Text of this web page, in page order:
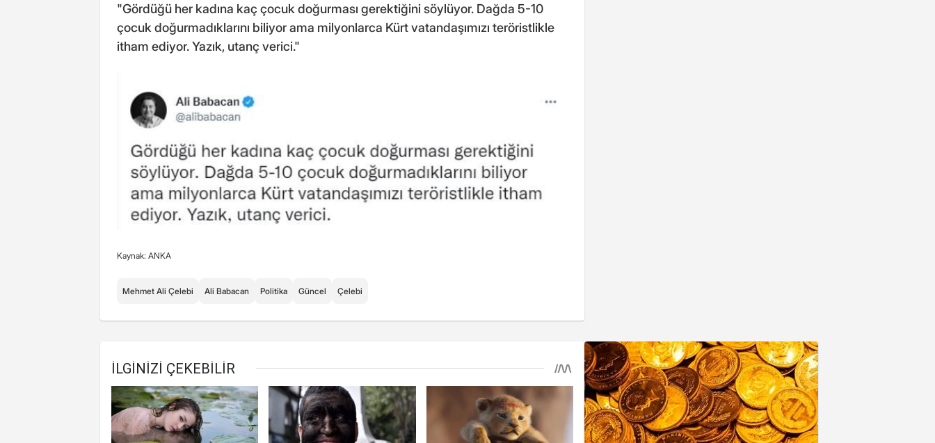
"Gördüğü her kadına kaç çocuk doğurması gerektiğini söylüyor. Dağda 5-10
çocuk doğurmadıklarını biliyor ama milyonlarca Kürt vatandaşımızı teröristlikle
itham ediyor. Yazık, utanç verici."
Kaynak: ANKA
Mehmet Ali Çelebi Ali Babacan Politika Güncel Çelebi